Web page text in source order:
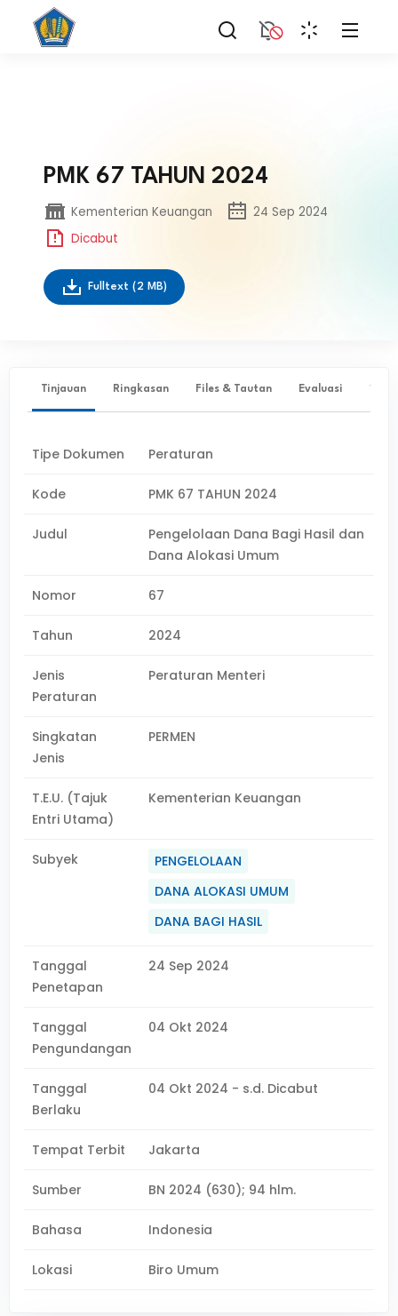
PMK 67 TAHUN 2024
Kementerian Keuangan
24 Sep 2024
Dicabut
Fulltext (2 MB)
Tinjauan Ringkasan Files & Tautan Evaluasi ✨
Tipe Dokumen Peraturan
Kode PMK 67 TAHUN 2024
Judul
Pengelolaan Dana Bagi Hasil dan
Dana Alokasi Umum
Nomor 67
Tahun 2024
Jenis
Peraturan
Peraturan Menteri
Singkatan
Jenis
PERMEN
T.E.U. (Tajuk
Entri Utama)
Kementerian Keuangan
Subyek
PENGELOLAAN
DANA ALOKASI UMUM
DANA BAGI HASIL
Tanggal
Penetapan
24 Sep 2024
Tanggal
Pengundangan
04 Okt 2024
Tanggal
Berlaku
04 Okt 2024 - s.d. Dicabut
Tempat Terbit Jakarta
Sumber BN 2024 (630); 94 hlm.
Bahasa Indonesia
Lokasi Biro Umum